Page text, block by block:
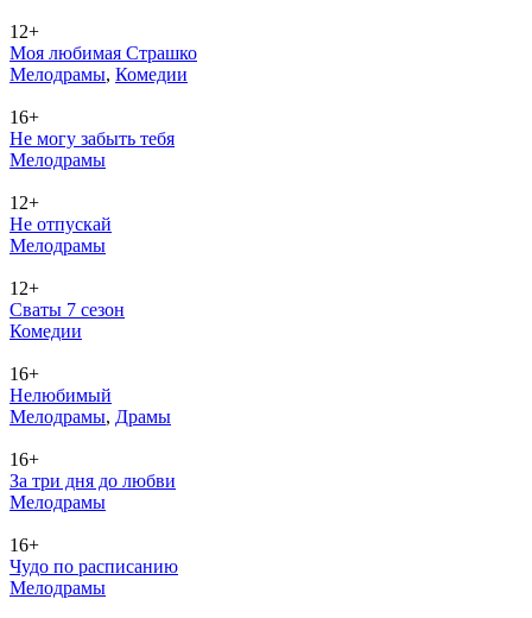
12+
Моя любимая Страшко
Ме­ло­дра­мы, Ко­ме­дии
16+
Не могу забыть тебя
Ме­ло­дра­мы
12+
Не отпускай
Ме­ло­дра­мы
12+
Сваты 7 сезон
Ко­ме­дии
16+
Нелюбимый
Ме­ло­дра­мы, Дра­мы
16+
За три дня до любви
Ме­ло­дра­мы
16+
Чудо по расписанию
Ме­ло­дра­мы